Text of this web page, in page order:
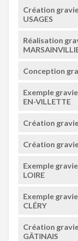
Création
USAGES
Réalisation
Conception
Exemple
EN-VILLETTE
Création
Création
Exemple
LOIRE
Exemple
CLÉRY
Création
GÂTINAIS